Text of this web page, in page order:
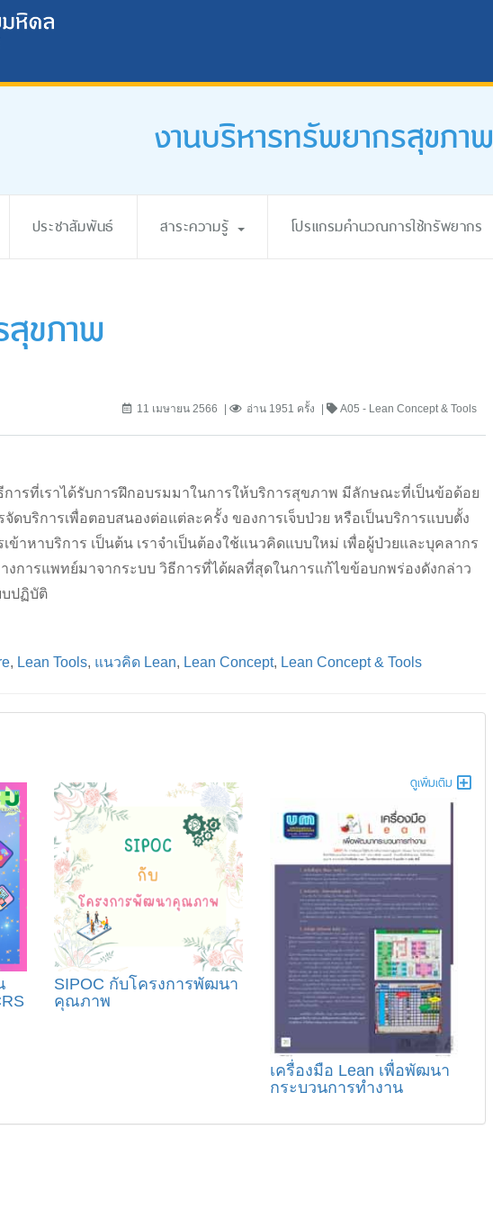
งานบริหารทรัพยากรสุขภาพ
ประชาสัมพันธ์ สาระความรู้ โปรแกรมคำนวณการใช้ทรัพยากร
สุขภาพ
11 เมษายน 2566 อ่าน 1951 ครั้ง A05 - Lean Concept & Tools
ารที่เราได้รับการฝึกอบรมมาในการให้บริการสุขภาพ มีลักษณะที่เป็นข้อด้อย
ดบริการเพื่อตอบสนองต่อแต่ละครั้ง ของการเจ็บป่วย หรือเป็นบริการแบบตั้ง
ข้าหาบริการ เป็นต้น เราจำเป็นต้องใช้แนวคิดแบบใหม่ เพื่อผู้ป่วยและบุคลากร
งการแพทย์มาจากระบบ วิธีการที่ได้ผลที่สุดในการแก้ไขข้อบกพร่องดังกล่าว
บปฏิบัติ
, Lean Tools, แนวคิด Lean, Lean Concept, Lean Concept & Tools
ดูเพิ่มเติม
SIPOC กับโครงการพัฒนา
คุณภาพ
เครื่องมือ Lean เพื่อพัฒนา
กระบวนการทำงาน